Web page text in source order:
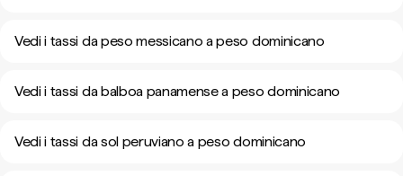
Vedi i tassi da peso messicano a peso dominicano
Vedi i tassi da balboa panamense a peso dominicano
Vedi i tassi da sol peruviano a peso dominicano